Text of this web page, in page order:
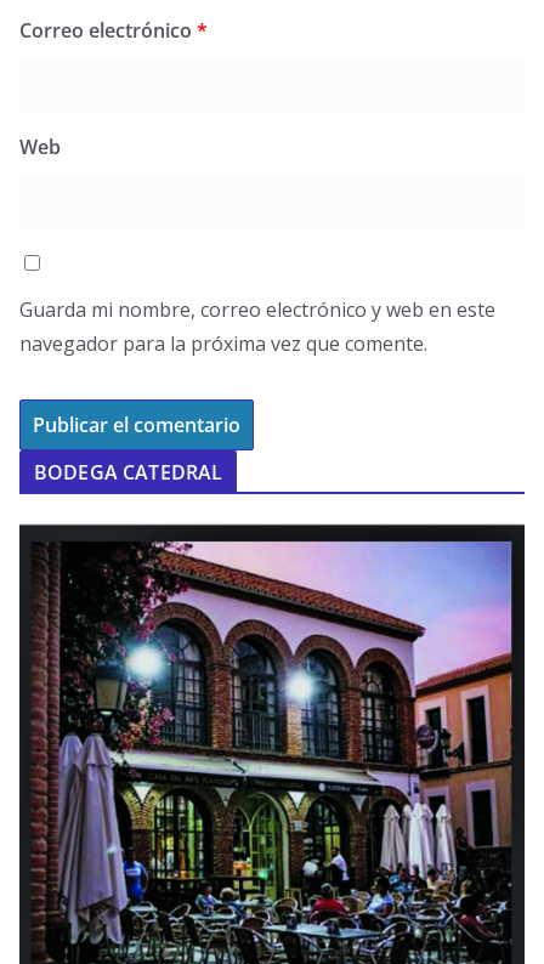
Correo electrónico *
Web
Guarda mi nombre, correo electrónico y web en este
navegador para la próxima vez que comente.
BODEGA CATEDRAL